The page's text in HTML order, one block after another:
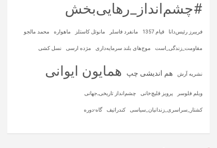
#چشم‌انداز_رهایی‌بخش
فریبرز رئیس‌دانا قیام 1357 مانفرد فاسلر مانوئل کاستلز ماهواره‌ محمد مالجو
مقاومت_زندگی_است موج‌های بلند سرمایه‌داری مژده ارسی نسل کشی
نشریه آرش هم اندیشی چپ همایون ایوانی
ویلم فلوسر پرویز قلیچ‌خانی چشم‌انداز تاریخی‌ـ‌جهانی
کشتار_سراسری_زندانیان_سیاسی کندراتیف گاه-دوره